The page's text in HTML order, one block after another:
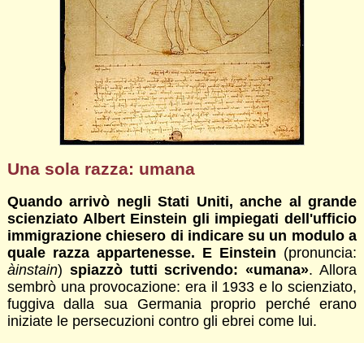
Una sola razza: umana
Quando arrivò negli Stati Uniti, anche al grande
scienziato Albert Einstein gli impiegati dell'ufficio
immigrazione chiesero di indicare su un modulo a
quale razza appartenesse. E Einstein (pronuncia:
àinstain) spiazzò tutti scrivendo: «umana». Allora
sembrò una provocazione: era il 1933 e lo scienziato,
fuggiva dalla sua Germania proprio perché erano
iniziate le persecuzioni contro gli ebrei come lui.